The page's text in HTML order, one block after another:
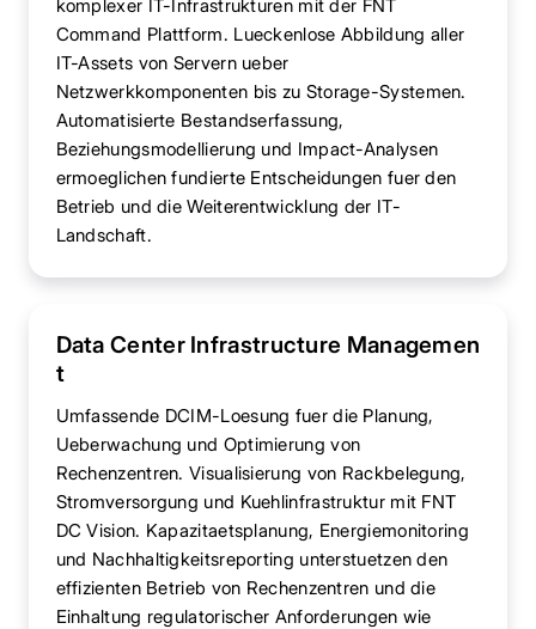
komplexer IT-Infrastrukturen mit der FNT
Command Plattform. Lueckenlose Abbildung aller
IT-Assets von Servern ueber
Netzwerkkomponenten bis zu Storage-Systemen.
Automatisierte Bestandserfassung,
Beziehungsmodellierung und Impact-Analysen
ermoeglichen fundierte Entscheidungen fuer den
Betrieb und die Weiterentwicklung der IT-
Landschaft.
Data Center Infrastructure Managemen
t
Umfassende DCIM-Loesung fuer die Planung,
Ueberwachung und Optimierung von
Rechenzentren. Visualisierung von Rackbelegung,
Stromversorgung und Kuehlinfrastruktur mit FNT
DC Vision. Kapazitaetsplanung, Energiemonitoring
und Nachhaltigkeitsreporting unterstuetzen den
effizienten Betrieb von Rechenzentren und die
Einhaltung regulatorischer Anforderungen wie